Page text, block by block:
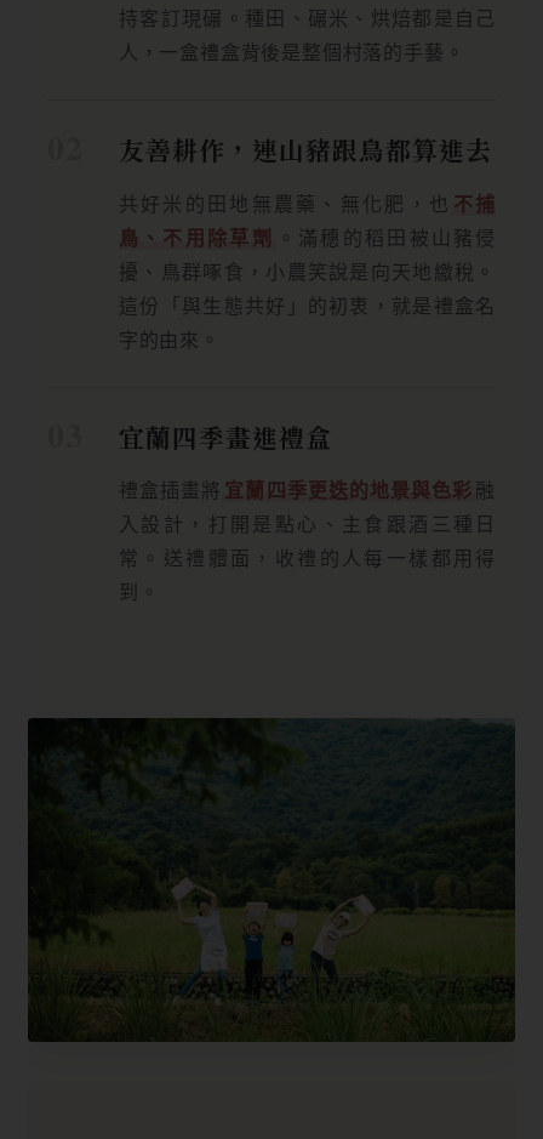
持客訂現碾。種田、碾米、烘焙都是自己
人，一盒禮盒背後是整個村落的手藝。
友善耕作，連山豬跟鳥都算進去
共好米的田地無農藥、無化肥，也 不捕
鳥、不用除草劑
。滿穗的稻田被山豬侵
擾、鳥群啄食，小農笑說是向天地繳稅。
這份「與生態共好」的初衷，就是禮盒名
字的由來。
宜蘭四季畫進禮盒
禮盒插畫將 宜蘭四季更迭的地景與色彩 融
入設計，打開是點心、主食跟酒三種日
常。送禮體面，收禮的人每一樣都用得
到。